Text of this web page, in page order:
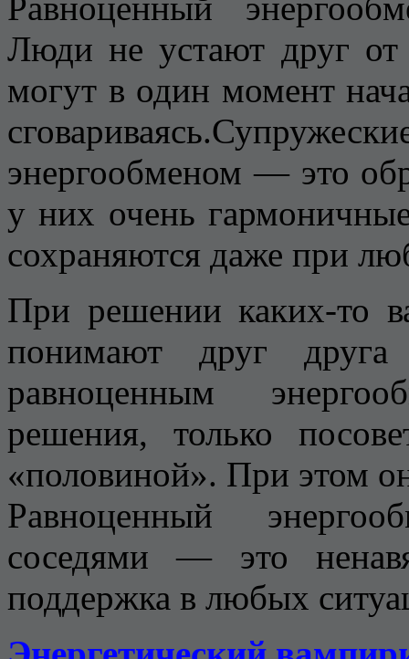
Равноценный
Люди не устают друг
могут в один момент
энергообменом — это
у них очень
сохраняются даже при
При решении каких-то
понимают друг
равноценным
решения, только
«половиной». При этом
Равноценный
соседями — это
поддержка в любых